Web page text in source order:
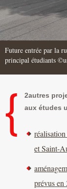
Future entrée par la
principal étudiants
2autres
aux études
et Saint-
prévus